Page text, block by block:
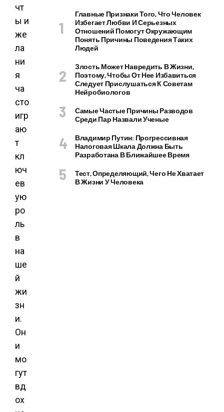
чт
ы и
же
ла
ни
я
ча
сто
игр
аю
т
кл
юч
ев
ую
ро
ль
в
на
ше
й
жи
зн
и.
Он
и
мо
гут
вд
ох
Главные Признаки Того, Что Человек
Избегает Любви И Серьезных
Отношений Помогут Окружающим
Понять Причины Поведения Таких
Людей
Злость Может Навредить В Жизни,
Поэтому, Чтобы От Нее Избавиться
Следует Прислушаться К Советам
Нейробиологов
Самые Частые Причины Разводов
Среди Пар Назвали Ученые
Владимир Путин: Прогрессивная
Налоговая Шкала Должна Быть
Разработана В Ближайшее Время
Тест, Определяющий, Чего Не Хватает
В Жизни У Человека